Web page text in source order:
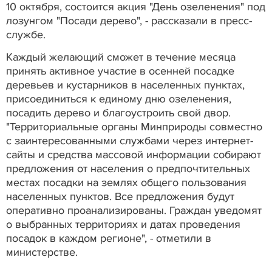
10 октября, состоится акция "День озеленения" под
лозунгом "Посади дерево", - рассказали в пресс-
службе.
Каждый желающий сможет в течение месяца
принять активное участие в осенней посадке
деревьев и кустарников в населенных пунктах,
присоединиться к единому дню озеленения,
посадить дерево и благоустроить свой двор.
"Территориальные органы Минприроды совместно
с заинтересованными службами через интернет-
сайты и средства массовой информации собирают
предложения от населения о предпочтительных
местах посадки на землях общего пользования
населенных пунктов. Все предложения будут
оперативно проанализированы. Граждан уведомят
о выбранных территориях и датах проведения
посадок в каждом регионе", - отметили в
министерстве.